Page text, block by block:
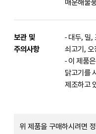
매운해물
보관 및
주의사항
- 대두, 밀,
쇠고기, 오
- 이 제품
닭고기를
제조하고
위 제품을 구매하시려면